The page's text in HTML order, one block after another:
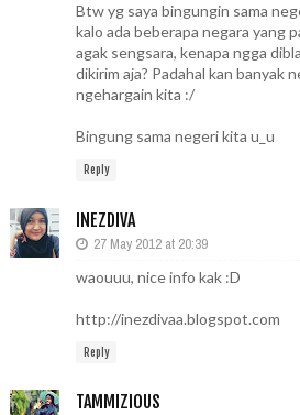
Btw yg saya bingungin sama
kalo ada beberapa negara yang
agak sengsara, kenapa ngga
dikirim aja? Padahal kan banyak
ngehargain kita :/
Bingung sama negeri kita u_u
Reply
INEZDIVA
27 May 2012 at 20:39
waouuu, nice info kak :D
http://inezdivaa.blogspot.com
Reply
TAMMIZIOUS